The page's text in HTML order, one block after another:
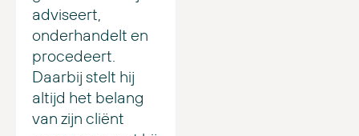
adviseert,
onderhandelt en
procedeert.
Daarbij stelt hij
altijd het belang
van zijn cliënt